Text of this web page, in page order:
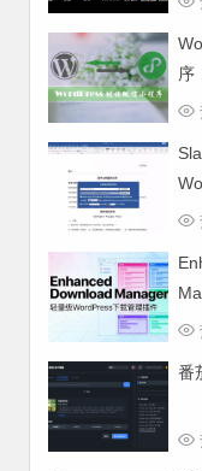
序
下
番